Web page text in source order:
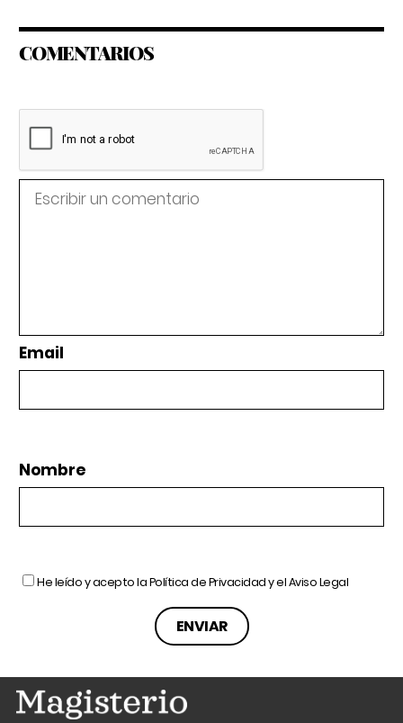
COMENTARIOS
Email
Nombre
He leído y acepto laPolítica de Privacidady elAviso Legal